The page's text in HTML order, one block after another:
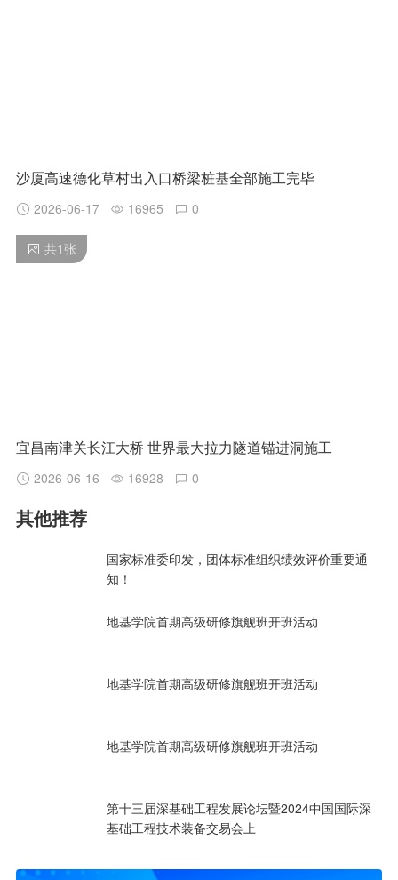
沙厦高速德化草村出入口桥梁桩基全部施工完毕
2026-06-17 16965 0
共1 张
宜昌南津关长江大桥 世界最大拉力隧道锚进洞施工
2026-06-16 16928 0
其他推荐
国家标准委印发，团体标准组织绩效评价重要通
知！
地基学院首期高级研修旗舰班开班活动
地基学院首期高级研修旗舰班开班活动
地基学院首期高级研修旗舰班开班活动
第十三届深基础工程发展论坛暨2024中国国际深
基础工程技术装备交易会上